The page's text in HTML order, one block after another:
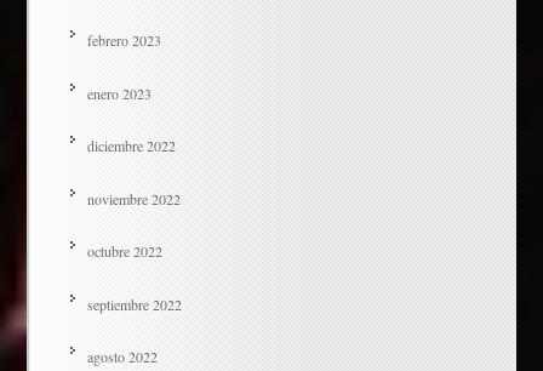
febrero 2023
enero 2023
diciembre 2022
noviembre 2022
octubre 2022
septiembre 2022
agosto 2022